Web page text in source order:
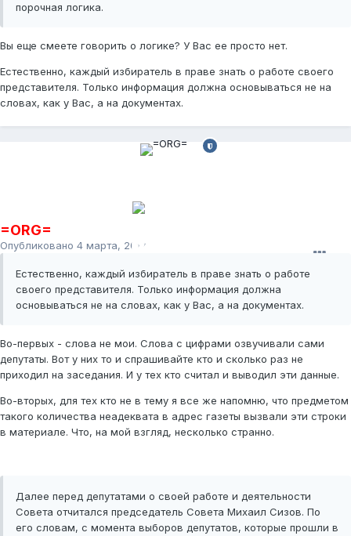
порочная логика.
Вы еще смеете говорить о логике? У Вас ее просто нет.
Естественно, каждый избиратель в праве знать о работе своего
представителя. Только информация должна основываться не на
словах, как у Вас, а на документах.
=ORG=
Опубликовано 4 марта, 2012
Естественно, каждый избиратель в праве знать о работе
своего представителя. Только информация должна
основываться не на словах, как у Вас, а на документах.
Во-первых - слова не мои. Слова с цифрами озвучивали сами
депутаты. Вот у них то и спрашивайте кто и сколько раз не
приходил на заседания. И у тех кто считал и выводил эти данные.
Во-вторых, для тех кто не в тему я все же напомню, что предметом
такого количества неадеквата в адрес газеты вызвали эти строки
в материале. Что, на мой взгляд, несколько странно.
Далее перед депутатами о своей работе и деятельности
Совета отчитался председатель Совета Михаил Сизов. По
его словам, с момента выборов депутатов, которые прошли в